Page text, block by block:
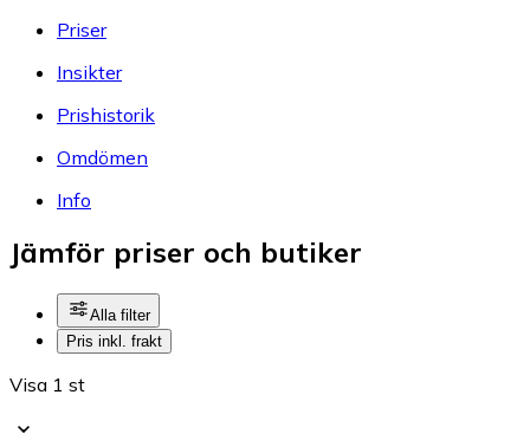
Priser
Insikter
Prishistorik
Omdömen
Info
Jämför priser och butiker
Alla filter
Pris inkl. frakt
Visa 1 st